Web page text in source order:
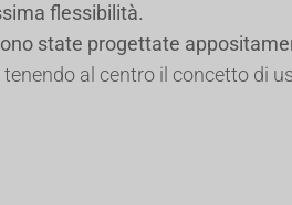
flessibilità.
state progettate
tenendo al centro il concetto di